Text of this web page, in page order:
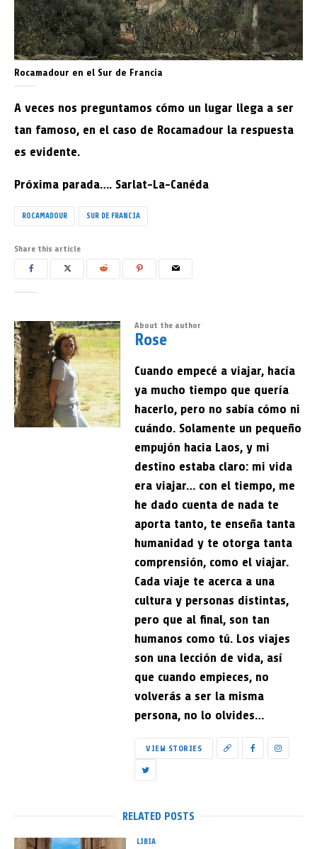
Rocamadour en el Sur de Francia
A veces nos preguntamos cómo un lugar llega a ser
tan famoso, en el caso de Rocamadour la respuesta
es evidente.
Próxima parada…. Sarlat-La-Canéda
ROCAMADOUR SUR DE FRANCIA
Share this article
About the author
Rose
Cuando empecé a viajar, hacía
ya mucho tiempo que quería
hacerlo, pero no sabía cómo ni
cuándo. Solamente un pequeño
empujón hacia Laos, y mi
destino estaba claro: mi vida
era viajar… con el tiempo, me
he dado cuenta de nada te
aporta tanto, te enseña tanta
humanidad y te otorga tanta
comprensión, como el viajar.
Cada viaje te acerca a una
cultura y personas distintas,
pero que al final, son tan
humanos como tú. Los viajes
son una lección de vida, así
que cuando empieces, no
volverás a ser la misma
persona, no lo olvides…
VIEW STORIES
RELATED POSTS
LIBIA